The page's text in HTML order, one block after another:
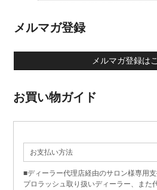
メルマガ登録
メルマガ登録は
お買い物ガイド
お支払い方法
■ディーラー代理店経由のサロン様専用
プロラッシュ取り扱いディーラー、また